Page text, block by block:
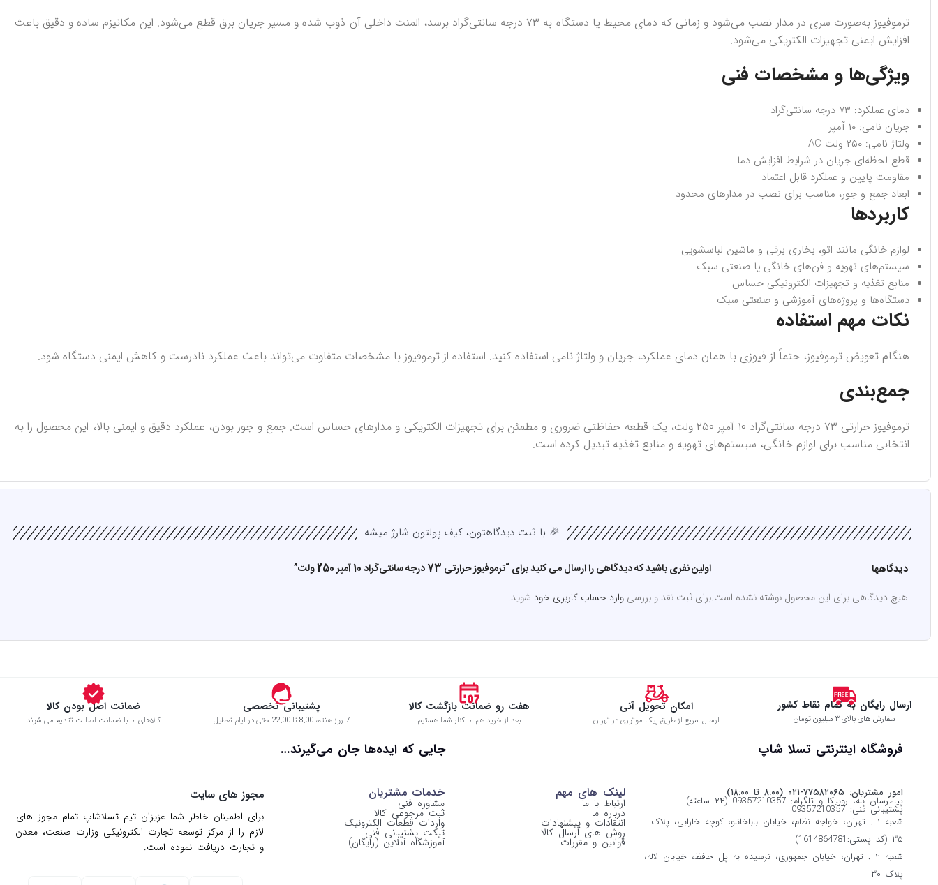
ترموفیوز به‌صورت سری در مدار نصب می‌شود و زمانی که دمای محیط یا دستگاه به ۷۳ درجه سانتی‌گراد برسد، المنت داخلی آن ذوب شده و مسیر جریان برق قطع می‌شود. این مکانیزم ساده و دقیق باعث
افزایش ایمنی تجهیزات الکتریکی می‌شود.
ویژگی‌ها و مشخصات فنی
دمای عملکرد: ۷۳ درجه سانتی‌گراد
جریان نامی: ۱۰ آمپر
ولتاژ نامی: ۲۵۰ ولت AC
قطع لحظه‌ای جریان در شرایط افزایش دما
مقاومت پایین و عملکرد قابل اعتماد
ابعاد جمع و جور، مناسب برای نصب در مدارهای محدود
کاربردها
لوازم خانگی مانند اتو، بخاری برقی و ماشین لباسشویی
سیستم‌های تهویه و فن‌های خانگی یا صنعتی سبک
منابع تغذیه و تجهیزات الکترونیکی حساس
دستگاه‌ها و پروژه‌های آموزشی و صنعتی سبک
نکات مهم استفاده
هنگام تعویض ترموفیوز، حتماً از فیوزی با همان دمای عملکرد، جریان و ولتاژ نامی استفاده کنید. استفاده از ترموفیوز با مشخصات متفاوت می‌تواند باعث عملکرد نادرست و کاهش ایمنی دستگاه شود.
جمع‌بندی
ترموفیوز حرارتی ۷۳ درجه سانتی‌گراد ۱۰ آمپر ۲۵۰ ولت، یک قطعه حفاظتی ضروری و مطمئن برای تجهیزات الکتریکی و مدارهای حساس است. جمع و جور بودن، عملکرد دقیق و ایمنی بالا، این محصول را به
انتخابی مناسب برای لوازم خانگی، سیستم‌های تهویه و منابع تغذیه تبدیل کرده است.
🎉 با ثبت دیدگاهتون، کیف پولتون شارژ میشه
دیدگاهها
هیچ دیدگاهی برای این محصول نوشته نشده است.
اولین نفری باشید که دیدگاهی را ارسال می کنید برای “ترموفیوز حرارتی 73 درجه سانتی‌گراد 10 آمپر 250 ولت”
برای ثبت نقد و بررسی وارد حساب کاربری خود شوید.
ارسال رایگان به تمام نقاط کشور
سفارش های بالای ۳ میلیون تومان
امکان تحویل آنی
ارسال سریع از طریق پیک موتوری در تهران
هفت رو ضمانت بازگشت کالا
بعد از خرید هم ما کنار شما هستیم
پشتیبانی تخصصی
7 روز هفته، 8:00 تا 22:00 حتی در ایام تعطیل
ضمانت اصل بودن کالا
کالاهای ما با ضمانت اصالت تقدیم می شوند
فروشگاه اینترنتی تسلا شاپ جایی که ایده‌ها جان می‌گیرند…
امور مشتریان: ۷۷۵۸۲۰۶۵-۰۲۱ (۸:۰۰ تا ۱۸:۰۰)
پیامرسان بله، روبیکا و تلگرام: 09357210357 (۲۴ ساعته)
پشتیبانی فنی: 09357210357
شعبه ۱ : تهران، خواجه نظام، خیابان باباخانلو، کوچه خارابی، پلاک
۳۵ (کد پستی:1614864781)
شعبه ۲ : تهران، خیابان جمهوری، نرسیده به پل حافظ، خیابان لاله،
پلاک ۳۰
لینک های مهم
ارتباط با ما
درباره ما
انتقادات و پیشنهادات
روش های ارسال کالا
قوانین و مقررات
خدمات مشتریان
مشاوره فنی
ثبت مرجوعی کالا
واردات قطعات الکترونیک
تیکت پشتیبانی فنی
آموزشگاه آنلاین (رایگان)
مجوز های سایت
برای اطمینان خاطر شما عزیزان تیم تسلاشاپ تمام مجوز های
لازم را از مركز توسعه تجارت الكترونیكی وزارت صنعت، معدن
و تجارت دریافت نموده است.